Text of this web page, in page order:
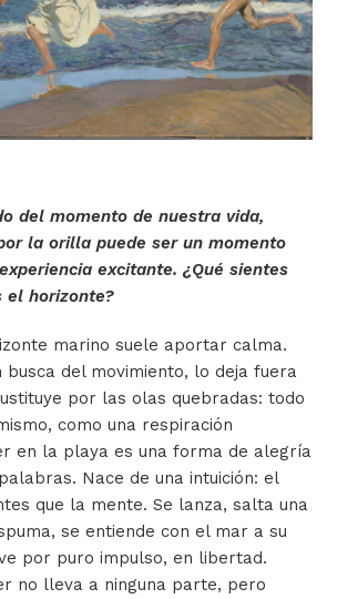
del momento de nuestra vida,
la orilla puede ser un momento
excitante. ¿Qué sientes
el horizonte?
marino suele aportar calma.
busca del movimiento, lo deja fuera
por las olas quebradas: todo
como una respiración
en la playa es una forma de alegría
Nace de una intuición: el
que la mente. Se lanza, salta una
se entiende con el mar a su
por puro impulso, en libertad.
no lleva a ninguna parte, pero